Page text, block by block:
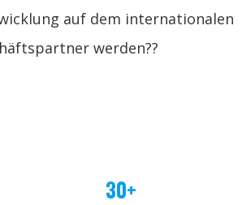
auf dem internationalen
werden??
30+